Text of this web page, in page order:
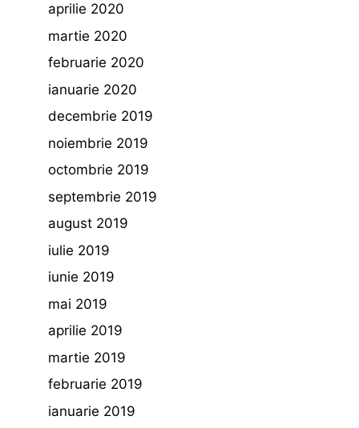
aprilie 2020
martie 2020
februarie 2020
ianuarie 2020
decembrie 2019
noiembrie 2019
octombrie 2019
septembrie 2019
august 2019
iulie 2019
iunie 2019
mai 2019
aprilie 2019
martie 2019
februarie 2019
ianuarie 2019